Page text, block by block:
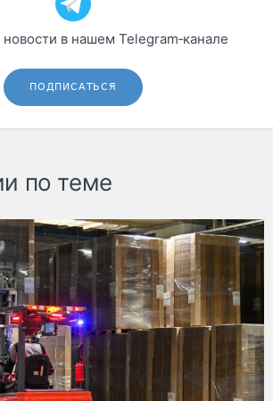
в нашем Telegram‑канале
ПОДПИСАТЬСЯ
по теме